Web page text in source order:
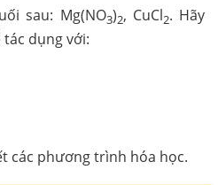
sau: Mg(NO3)2, CuCl2. Hãy
dụng với:
các phương trình hóa học.